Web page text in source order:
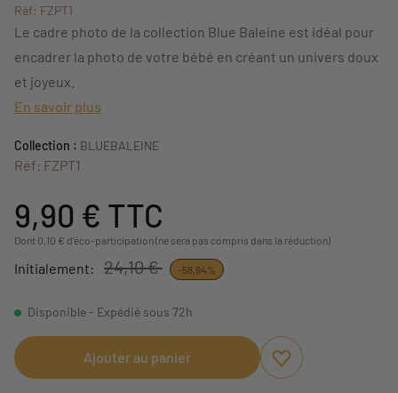
Réf: FZPT1
Le cadre photo de la collection Blue Baleine est idéal pour
encadrer la photo de votre bébé en créant un univers doux
et joyeux.
En savoir plus
Collection : BLUEBALEINE
Réf: FZPT1
9,90 € TTC
Dont 0,10 € d'éco-participation (ne sera pas compris dans la réduction)
Initialement: 24,10 € -58,94%
Disponible - Expédié sous 72h
Ajouter au panier
Ajouter aux favoris
Supprimer des